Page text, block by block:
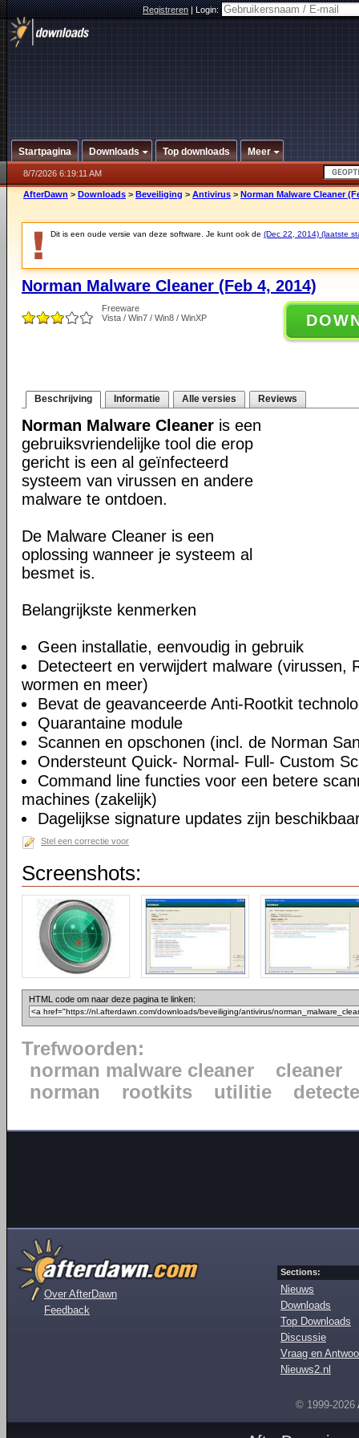
Registreren|Login:
Startpagina Downloads Top downloads Meer
8/7/2026 6:19:11 AM
AfterDawn > Downloads > Beveiliging > Antivirus > Norman Malware Cleaner
Dit is een oude versie van deze software. Je kunt ook de (Dec 22, 2014) (laatste
Norman Malware Cleaner (Feb 4, 2014)
Freeware
Vista / Win7 / Win8 / WinXP
Beschrijving Informatie Alle versies Reviews
Norman Malware Cleaner is een
gebruiksvriendelijke tool die erop
gericht is een al geïnfecteerd
systeem van virussen en andere
malware te ontdoen.
De Malware Cleaner is een
oplossing wanneer je systeem al
besmet is.
Belangrijkste kenmerken
Geen installatie, eenvoudig in gebruik
Detecteert en verwijdert malware (virussen,
wormen en meer)
Bevat de geavanceerde Anti-Rootkit
Quarantaine module
Scannen en opschonen (incl. de Norman
Ondersteunt Quick- Normal- Full- Custom
Command line functies voor een betere
machines (zakelijk)
Dagelijkse signature updates zijn
Stel een correctie voor
Screenshots:
HTML code om naar deze pagina te linken:
Trefwoorden:
norman malware cleaner
cleaner
norman
rootkits utilitie
Over AfterDawn
Feedback
Sections:
Nieuws
Downloads
Top Downloads
Discussie
Vraag en
Nieuws2.nl
© 1999-2026